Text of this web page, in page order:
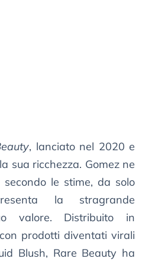
, lanciato nel 2020 e
sua ricchezza. Gomez ne
secondo le stime, da solo
la stragrande
valore. Distribuito in
prodotti diventati virali
Blush, Rare Beauty ha